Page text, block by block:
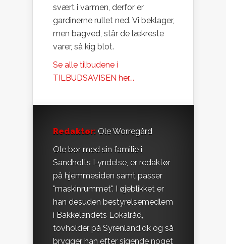
svært i varmen, derfor er
gardinerne rullet ned. Vi beklager,
men bagved, står de lækreste
varer, så kig blot.
Se alle tilbudene i
TILBUDSAVISEN her….
Redaktør: Ole Worregård
Ole bor med sin familie i
Sandholts Lyndelse, er redaktør
på hjemmesiden samt passer
"maskinrummet". I øjeblikket er
han desuden bestyrelsemedlem
i Bakkelandets Lokalråd,
tovholder på Syrenland.dk og så
brygger han efter sigende noget